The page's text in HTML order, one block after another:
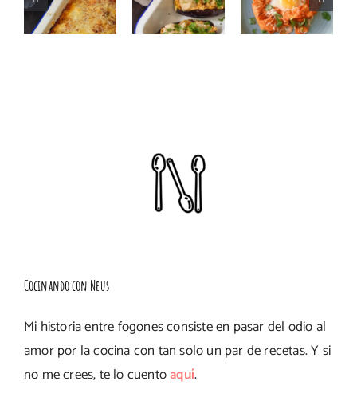
con atún
con prisas
con huevo
Cocinando con Neus
Mi historia entre fogones consiste en pasar del odio al
amor por la cocina con tan solo un par de recetas. Y si
no me crees, te lo cuentoaquí.